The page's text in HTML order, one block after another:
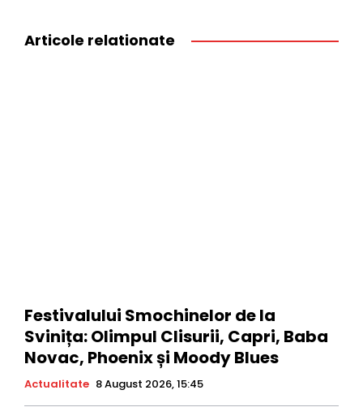
Articole relationate
Festivalului Smochinelor de la
Svinița: Olimpul Clisurii, Capri, Baba
Novac, Phoenix și Moody Blues
Actualitate 8 August 2026, 15:45